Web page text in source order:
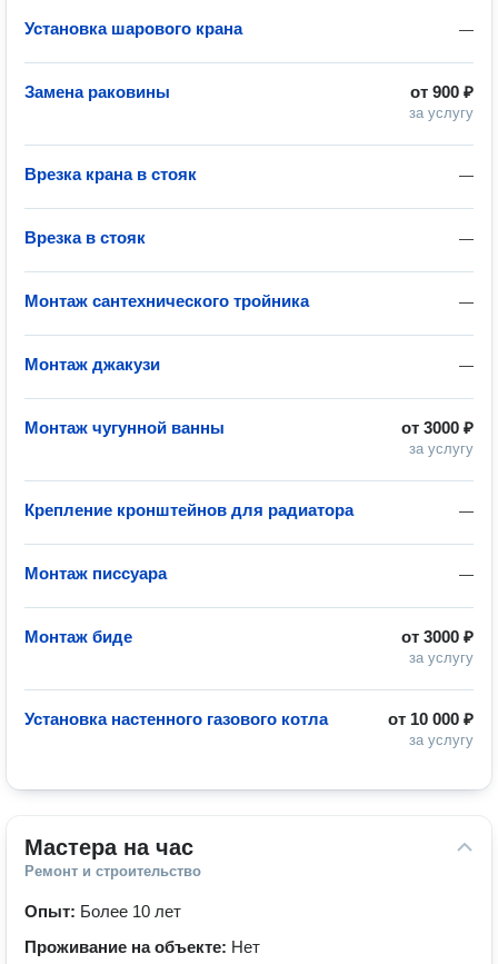
—
Установка шарового крана
от 900 ₽
за услугу
Замена раковины
—
Врезка крана в стояк
—
Врезка в стояк
—
Монтаж сантехнического тройника
—
Монтаж джакузи
от 3000 ₽
за услугу
Монтаж чугунной ванны
—
Крепление кронштейнов для радиатора
—
Монтаж писсуара
от 3000 ₽
за услугу
Монтаж биде
от 10 000 ₽
за услугу
Установка настенного газового котла
Мастера на час
Ремонт и строительство
Опыт: Более 10 лет
Проживание на объекте: Нет